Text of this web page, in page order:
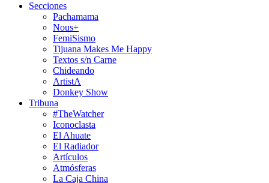
Secciones
Pachamama
Nous+
FemiSismo
Tijuana Makes Me Happy
Textos s/n Carne
Chideando
ArtistA
Donkey Show
Tribuna
#TheWatcher
Iconoclasta
El Ahuate
El Radiador
Artículos
Atmósferas
La Caja China